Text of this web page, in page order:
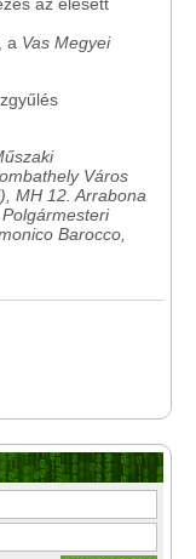
, a Vas Megyei
Város
MH 12. Arrabona
Barocco,